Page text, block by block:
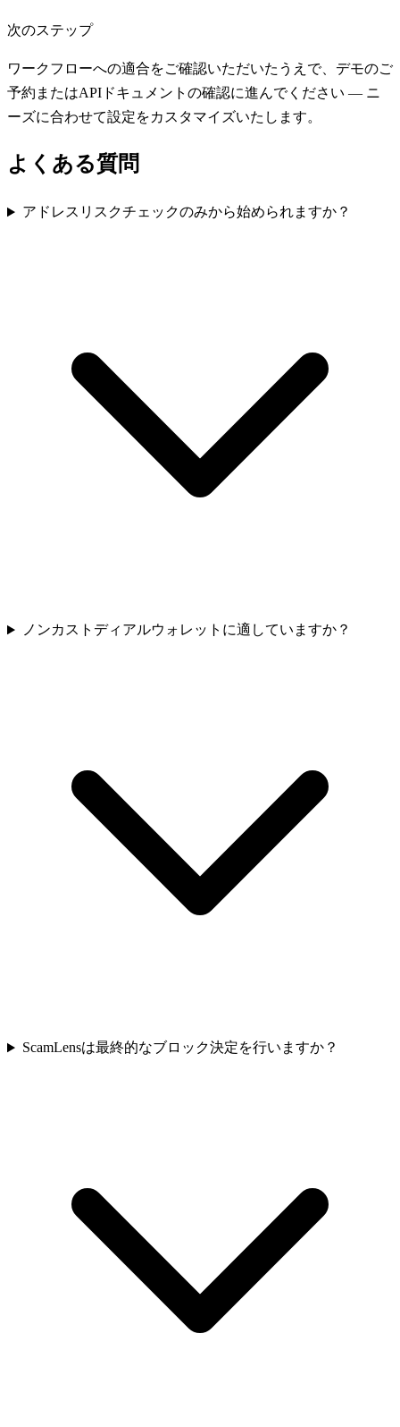
次のステップ
ワークフローへの適合をご確認いただいたうえで、デモのご
予約またはAPIドキュメントの確認に進んでください — ニ
ーズに合わせて設定をカスタマイズいたします。
よくある質問
アドレスリスクチェックのみから始められますか？
ノンカストディアルウォレットに適していますか？
ScamLensは最終的なブロック決定を行いますか？